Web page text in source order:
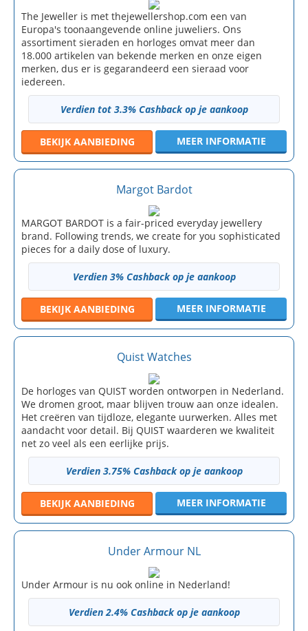
The Jeweller is met thejewellershop.com een van
Europa's toonaangevende online juweliers. Ons
assortiment sieraden en horloges omvat meer dan
18.000 artikelen van bekende merken en onze eigen
merken, dus er is gegarandeerd een sieraad voor
iedereen.
Verdien tot 3.3% Cashback op je aankoop
BEKIJK AANBIEDING MEER INFORMATIE
Margot Bardot
MARGOT BARDOT is a fair-priced everyday jewellery
brand. Following trends, we create for you sophisticated
pieces for a daily dose of luxury.
Verdien 3% Cashback op je aankoop
BEKIJK AANBIEDING MEER INFORMATIE
Quist Watches
De horloges van QUIST worden ontworpen in Nederland.
We dromen groot, maar blijven trouw aan onze idealen.
Het creëren van tijdloze, elegante uurwerken. Alles met
aandacht voor detail. Bij QUIST waarderen we kwaliteit
net zo veel als een eerlijke prijs.
Verdien 3.75% Cashback op je aankoop
BEKIJK AANBIEDING MEER INFORMATIE
Under Armour NL
Under Armour is nu ook online in Nederland!
Verdien 2.4% Cashback op je aankoop